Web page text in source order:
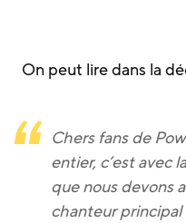
On peut lire dans la
Chers fans de
entier, c’est avec
que nous devons
chanteur